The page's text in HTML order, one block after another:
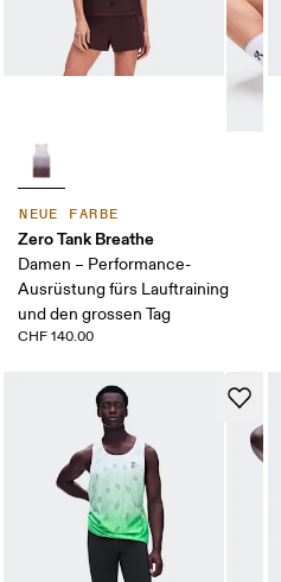
NEUE FARBE
Zero Tank Breathe
Damen – Performance-
Ausrüstung fürs Lauftraining
und den grossen Tag
CHF 140.00